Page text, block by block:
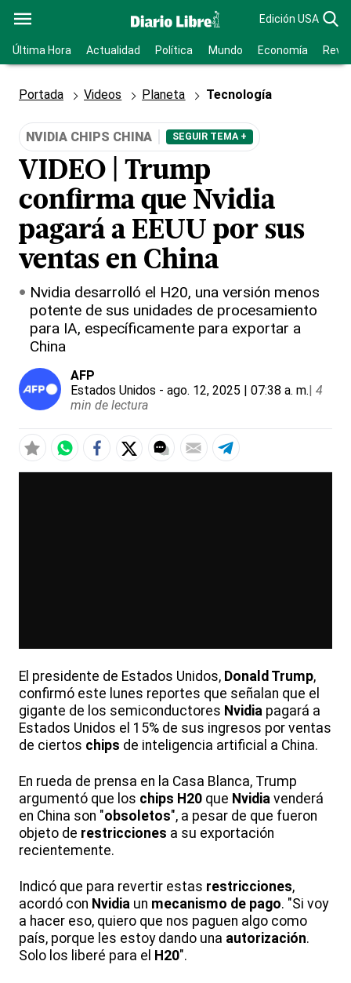
Edición USA
Última Hora Actualidad Política Mundo Economía
Portada Videos Planeta Tecnología
NVIDIA CHIPS CHINA SEGUIR TEMA +
VIDEO | Trump
confirma que Nvidia
pagará a EEUU por sus
ventas en China
Nvidia desarrolló el H20, una versión menos
potente de sus unidades de procesamiento
para IA, específicamente para exportar a
China
AFP
Estados Unidos - ago. 12, 2025 | 07:38 a. m.| 4
min de lectura
El presidente de Estados Unidos, Donald Trump,
confirmó este lunes reportes que señalan que el
gigante de los semiconductores Nvidia pagará a
Estados Unidos el 15% de sus ingresos por ventas
de ciertos chips de inteligencia artificial a China.
En rueda de prensa en la Casa Blanca, Trump
argumentó que los chips H20 que Nvidia venderá
en China son "obsoletos", a pesar de que fueron
objeto de restricciones a su exportación
recientemente.
Indicó que para revertir estas restricciones,
acordó con Nvidia un mecanismo de pago. "Si voy
a hacer eso, quiero que nos paguen algo como
país, porque les estoy dando una autorización.
Solo los liberé para el H20".